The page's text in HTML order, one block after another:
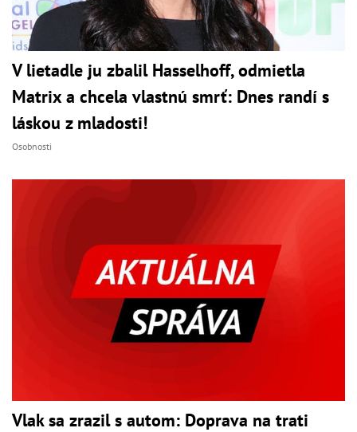
V lietadle ju zbalil Hasselhoff, odmietla
Matrix a chcela vlastnú smrť: Dnes randí s
láskou z mladosti!
Osobnosti
Vlak sa zrazil s autom: Doprava na trati